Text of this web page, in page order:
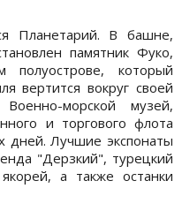
Планетарий. В башне,
памятник Фуко,
полуострове, который
вертится вокруг своей
морской музей,
и торгового флота
дней. Лучшие экспонаты
"Дерзкий", турецкий
а также останки